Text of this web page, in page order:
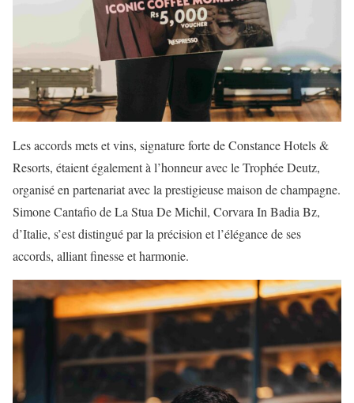
Les accords mets et vins, signature forte de Constance Hotels &
Resorts, étaient également à l’honneur avec le Trophée Deutz,
organisé en partenariat avec la prestigieuse maison de champagne.
Simone Cantafio de La Stua De Michil, Corvara In Badia Bz,
d’Italie, s’est distingué par la précision et l’élégance de ses
accords, alliant finesse et harmonie.